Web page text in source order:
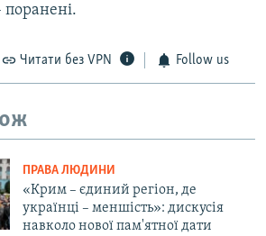
Читати без VPN Follow us
ПРАВА ЛЮДИНИ
«Крим – єдиний регіон, де
українці – меншість»: дискусія
навколо нової пам'ятної дати